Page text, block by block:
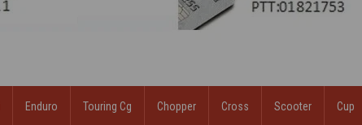
Enduro Touring Cg Chopper Cross Scooter Cup